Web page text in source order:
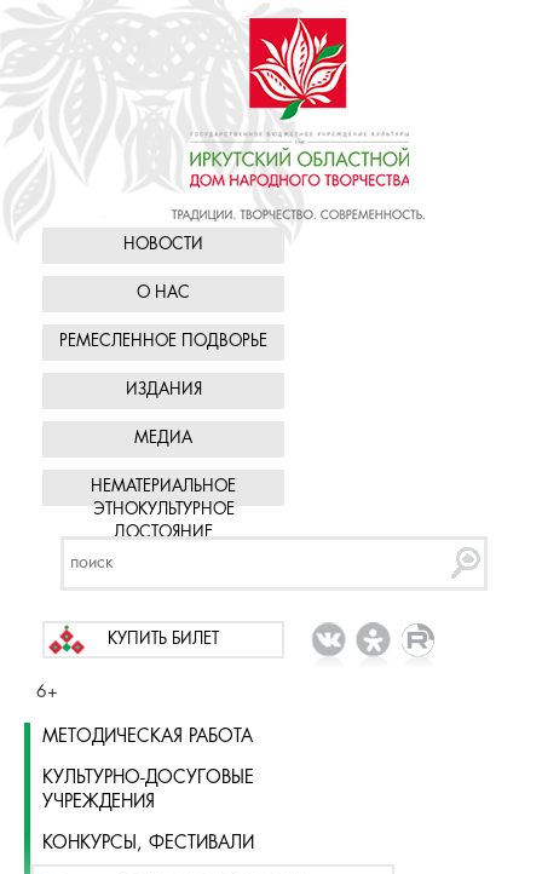
НОВОСТИ
О НАС
РЕМЕСЛЕННОЕ ПОДВОРЬЕ
ИЗДАНИЯ
МЕДИА
НЕМАТЕРИАЛЬНОЕ
ЭТНОКУЛЬТУРНОЕ
ДОСТОЯНИЕ
КУПИТЬ БИЛЕТ
6+
МЕТОДИЧЕСКАЯ РАБОТА
КУЛЬТУРНО-ДОСУГОВЫЕ
УЧРЕЖДЕНИЯ
КОНКУРСЫ, ФЕСТИВАЛИ